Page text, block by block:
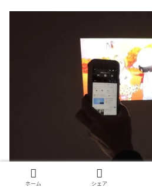
ホーム シェア